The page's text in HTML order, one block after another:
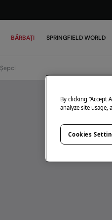
BĂRBAȚI SPRINGFIELD WORLD
Șepci
By clicking
analyze site
Cookies